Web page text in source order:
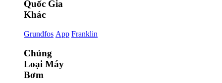
Quốc Gia
Khác
Grundfos App Franklin
Chủng
Loại Máy
Bơm